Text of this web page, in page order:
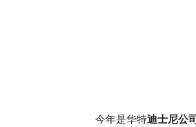
今年是华特迪士尼公